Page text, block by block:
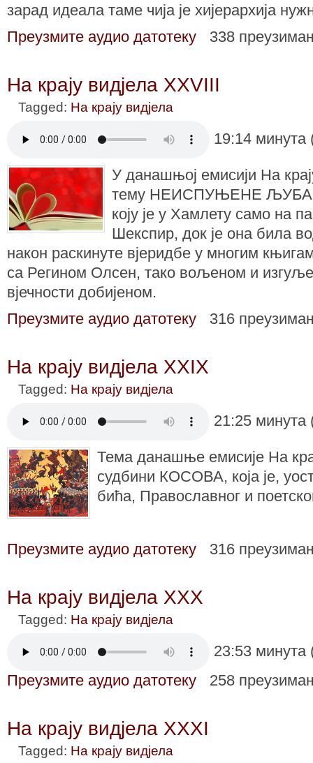
зарад идеала таме чија је хијерархија
Преузмите аудио датотеку
338
На крају видјела XXVIII
Tagged: На крају видјела
19:14
У данашњој емисији На
тему НЕИСПУЊЕНЕ
коју је у Хамлету само на
Шекспир, док је она била
након раскинуте вјеридбе у многим
са Регином Олсен, тако вољеном и
вјечности добијеном.
Преузмите аудио датотеку
316
На крају видјела XXIX
Tagged: На крају видјела
21:25
Тема данашње емисије На
судбини КОСОВА, која је,
бића, Православног и
Преузмите аудио датотеку 316
На крају видјела XXX
Tagged: На крају видјела
23:53
Преузмите аудио датотеку
258
На крају видјела XXXI
Tagged: На крају видјела